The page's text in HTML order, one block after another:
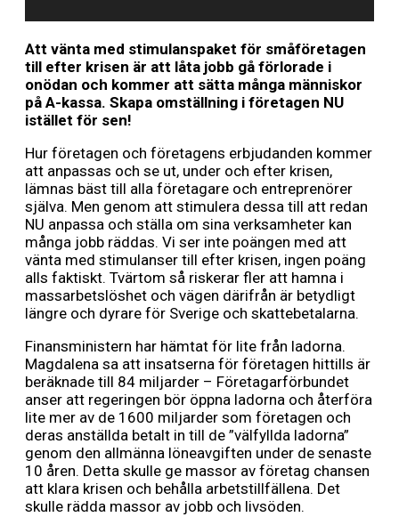
Att vänta med stimulanspaket för småföretagen
till efter krisen är att låta jobb gå förlorade i
onödan och kommer att sätta många människor
på A-kassa. Skapa omställning i företagen NU
istället för sen!
Hur företagen och företagens erbjudanden kommer
att anpassas och se ut, under och efter krisen,
lämnas bäst till alla företagare och entreprenörer
själva. Men genom att stimulera dessa till att redan
NU anpassa och ställa om sina verksamheter kan
många jobb räddas. Vi ser inte poängen med att
vänta med stimulanser till efter krisen, ingen poäng
alls faktiskt. Tvärtom så riskerar fler att hamna i
massarbetslöshet och vägen därifrån är betydligt
längre och dyrare för Sverige och skattebetalarna.
Finansministern har hämtat för lite från ladorna.
Magdalena sa att insatserna för företagen hittills är
beräknade till 84 miljarder – Företagarförbundet
anser att regeringen bör öppna ladorna och återföra
lite mer av de 1600 miljarder som företagen och
deras anställda betalt in till de ”välfyllda ladorna”
genom den allmänna löneavgiften under de senaste
10 åren. Detta skulle ge massor av företag chansen
att klara krisen och behålla arbetstillfällena. Det
skulle rädda massor av jobb och livsöden.